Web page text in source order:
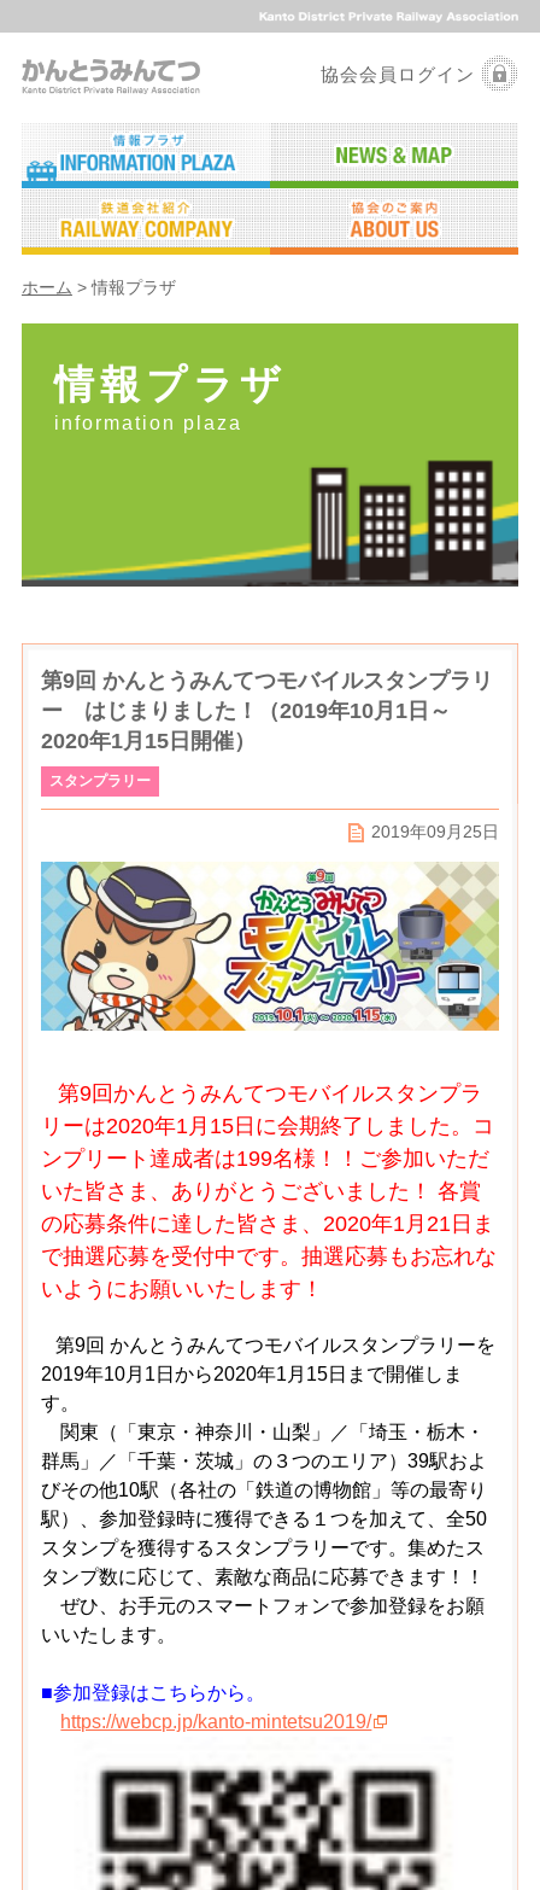
協会会員ログイン
ホーム > 情報プラザ
情報プラザ
information plaza
第9回 かんとうみんてつモバイルスタンプラリ
ー はじまりました！（2019年10月1日～
2020年1月15日開催）
スタンプラリー
2019年09月25日
第9回かんとうみんてつモバイルスタンプラ
リーは2020年1月15日に会期終了しました。コ
ンプリート達成者は199名様！！ご参加いただ
いた皆さま、ありがとうございました！ 各賞
の応募条件に達した皆さま、2020年1月21日ま
で抽選応募を受付中です。抽選応募もお忘れな
いようにお願いいたします！
第9回 かんとうみんてつモバイルスタンプラリーを
2019年10月1日から2020年1月15日まで開催しま
す。
関東（「東京・神奈川・山梨」／「埼玉・栃木・
群馬」／「千葉・茨城」の３つのエリア）39駅およ
びその他10駅（各社の「鉄道の博物館」等の最寄り
駅）、参加登録時に獲得できる１つを加えて、全50
スタンプを獲得するスタンプラリーです。集めたス
タンプ数に応じて、素敵な商品に応募できます！！
ぜひ、お手元のスマートフォンで参加登録をお願
いいたします。
■参加登録はこちらから。
https://webcp.jp/kanto-mintetsu2019/